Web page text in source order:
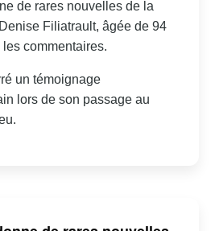
de rares nouvelles de la
Filiatrault, âgée de 94
commentaires.
un témoignage
lors de son passage au